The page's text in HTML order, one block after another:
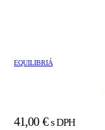
EQUILIBRIÁ
41,00 € s DPH